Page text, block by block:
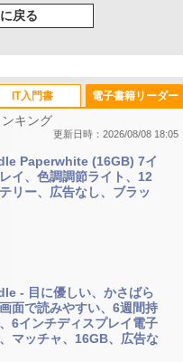
戻る
Neo A18 Proチッ
ノートブック：AIとAppl
ために設計、Liquid Ret
、8GBユニファイドメモ
ラ、Touch ID - シルバー
護 15.6 16インチ パソコ
NEC Lavie ASUS HP dyna
応
カード - 800 Robux 【限
イテムを含む】 【オンラ
ド】 ロブロックス | オン
ード - 1000 Robux 【限
イテムを含む】 【オンラ
ド】 ロブロックス |オン
IT入門書
ト公式テキスト 第４版
の言葉 AI画像生成シリー
ストLabo)
電子書籍リーダー
キング
更新日時：2026/08/08 18:05
Paperwhite (16GB) 7イ
イ、色調調節ライト、12
リー、広告なし、ブラッ
- 目に優しい、かさばら
面で読みやすい、6週間持
6インチディスプレイ電子
マッチャ、16GB、広告な